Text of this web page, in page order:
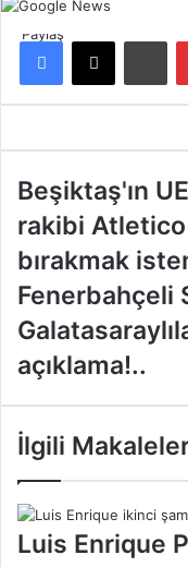
Paylaş
B
ş
i
t
a
ş
'
U
E
F
A
v
Beşiktaş'ın
rakibi
bırakmak
F
n
e
r
b
a
l
i
Fenerbahçeli
açıklama!..
İlgili
Luis Enrique